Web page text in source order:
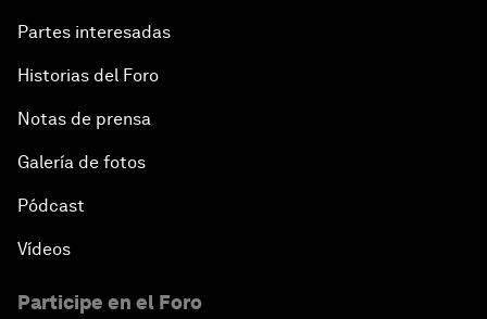
Partes interesadas
Historias del Foro
Notas de prensa
Galería de fotos
Pódcast
Vídeos
Participe en el Foro